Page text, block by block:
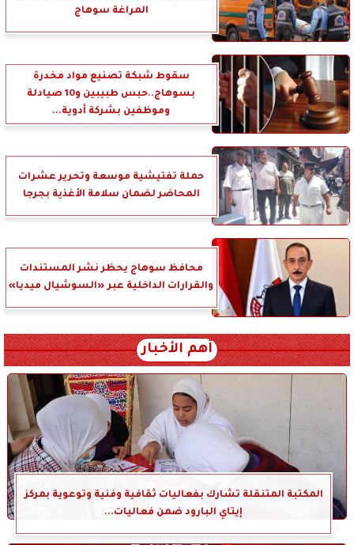
المراغة سوهاج
سقوط شبكة تصنيع مواد مخدرة
بسوهاج..حبس طبيبين و10 صيادلة
وموظفين بشركة أدوية...
حملة تفتيشية موسعة وتحرير عشرات
المحاضر لضمان سلامة الأغذية بجرجا
محافظ سوهاج يحظر نشر المستندات
والقرارات الداخلية عبر «السوشيال ميديا»
أهم الأخبار
المكتبة المتنقلة تشارك بفعاليات ثقافية وفنية وتوعوية بمركز
إيتاي البارود ضمن فعاليات...